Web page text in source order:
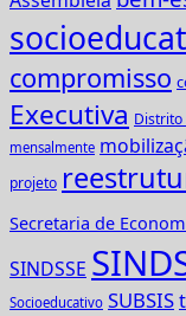
compromisso
Executiva Distrito
mensalmente
projeto
Secretaria de
SINDSSE
Socioeducativo SUBSIS